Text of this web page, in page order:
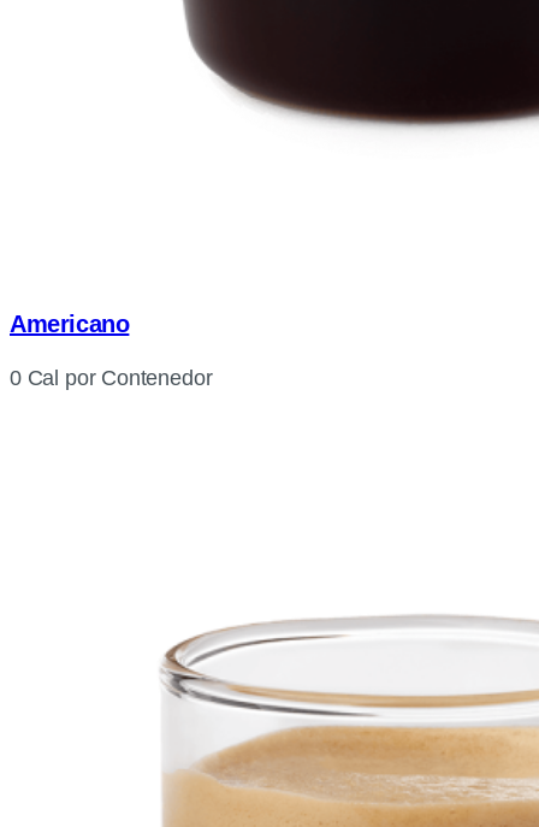
Americano
0 Cal por Contenedor